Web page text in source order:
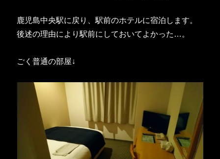
鹿児島中央駅に戻り、駅前のホテルに宿泊します。
後述の理由により駅前にしておいてよかった…。
ごく普通の部屋↓